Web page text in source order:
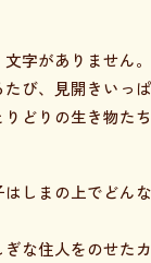
字がありません。
び、見開きいっ
どりの生き物た
しまの上でどん
な住人をのせた